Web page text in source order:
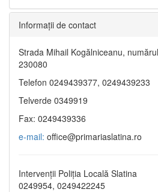
Informaţii de contact
Strada Mihail Kogălniceanu,
230080
Telefon 0249439377, 0249439233
Telverde 0349919
Fax: 0249439336
e-mail: office@primariaslatina.ro
Intervenții Poliția Locală Slatina
0249954, 0249422245